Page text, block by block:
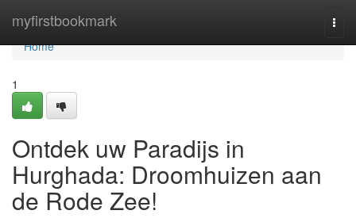
myfirstbookmark
Home
Home
1
Ontdek uw Paradijs in
Hurghada: Droomhuizen aan
de Rode Zee!